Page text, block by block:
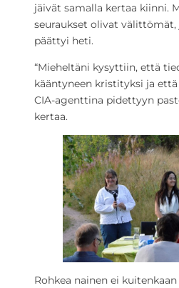
jäivät samalla kertaa kiinni.
seuraukset olivat
päättyi heti.
“Mieheltäni kysyttiin, että
kääntyneen kristityksi ja
CIA-agenttina pidettyyn
kertaa.
Rohkea nainen ei